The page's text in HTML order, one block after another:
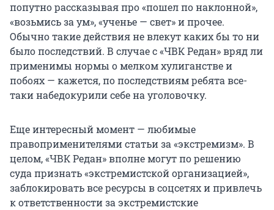
попутно рассказывая про «пошел по наклонной»,
«возьмись за ум», «ученье — свет» и прочее.
Обычно такие действия не влекут каких бы то ни
было последствий. В случае с «ЧВК Редан» вряд ли
применимы нормы о мелком хулиганстве и
побоях — кажется, по последствиям ребята все-
таки набедокурили себе на уголовочку.
Еще интересный момент — любимые
правоприменителями статьи за «экстремизм». В
целом, «ЧВК Редан» вполне могут по решению
суда признать «экстремистской организацией»,
заблокировать все ресурсы в соцсетях и привлечь
к ответственности за экстремистские